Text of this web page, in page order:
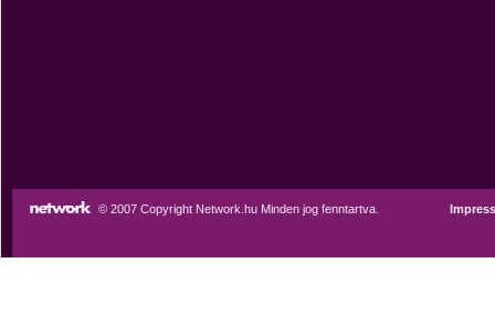
© 2007 Copyright Network.hu Minden jog fenntartva.